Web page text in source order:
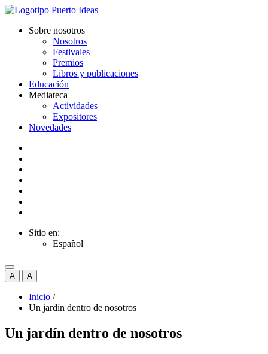
Sobre nosotros
Nosotros
Festivales
Premios
Libros y publicaciones
Educación
Mediateca
Actividades
Expositores
Novedades
Sitio en:
Español
A A
Inicio /
Un jardín dentro de nosotros
Un jardín dentro de nosotros